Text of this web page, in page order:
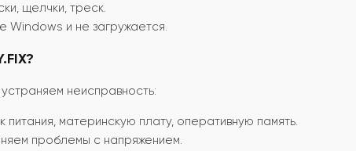
щелчки, треск.
Windows и не загружается.
неисправность:
материнскую плату, оперативную память.
проблемы с напряжением.